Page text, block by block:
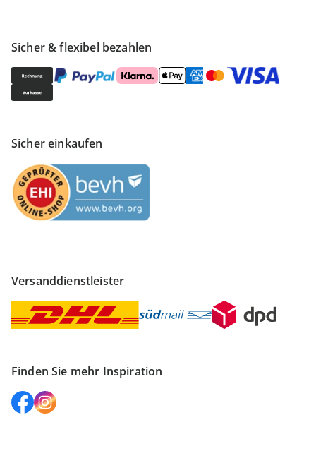
Sicher & flexibel bezahlen
Sicher einkaufen
Versanddienstleister
Finden Sie mehr Inspiration